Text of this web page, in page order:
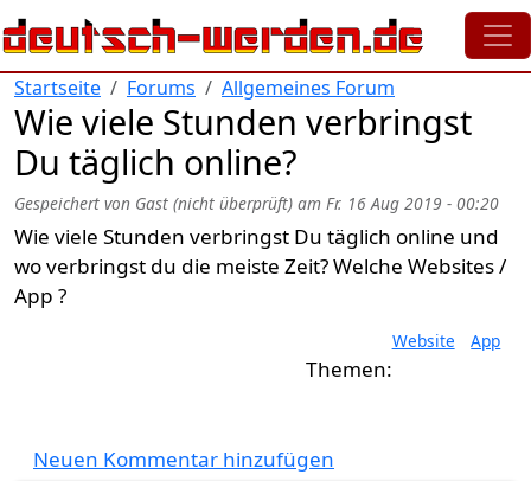
Direkt zum Inhalt
Startseite Forums Allgemeines Forum
Wie viele Stunden verbringst
Du täglich online?
Gespeichert von Gast (nicht überprüft) am Fr. 16 Aug 2019 - 00:20
Wie viele Stunden verbringst Du täglich online und
wo verbringst du die meiste Zeit? Welche Websites /
App ?
Website App
Neuen Kommentar hinzufügen